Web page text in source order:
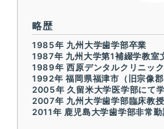
略歴
1985年 九州大学歯学部卒業
1987年 九州大学第1補綴学教室
1989年 西原デンタルクリニッ
1992年 福岡県福津市（旧宗像
2005年 久留米大学医学部にて
2007年 九州大学歯学部臨床教授
2011年 鹿児島大学歯学部非常勤